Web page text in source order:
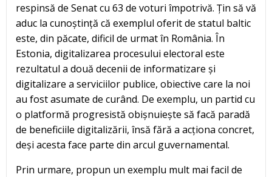
respinsă de Senat cu 63 de voturi împotrivă. Țin să vă
aduc la cunoștință că exemplul oferit de statul baltic
este, din păcate, dificil de urmat în România. În
Estonia, digitalizarea procesului electoral este
rezultatul a două decenii de informatizare și
digitalizare a serviciilor publice, obiective care la noi
au fost asumate de curând. De exemplu, un partid cu
o platformă progresistă obișnuiește să facă paradă
de beneficiile digitalizării, însă fără a acționa concret,
deși acesta face parte din arcul guvernamental.
Prin urmare, propun un exemplu mult mai facil de